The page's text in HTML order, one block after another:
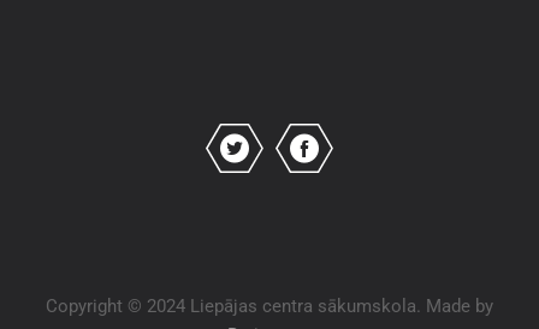
Copyright © 2024 Liepājas centra sākumskola. Made by